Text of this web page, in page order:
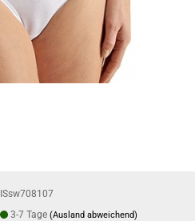
ISsw708107
3-7 Tage(Ausland abweichend)